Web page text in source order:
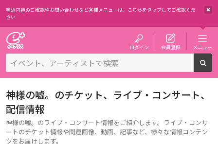
申込内容のご確認やお問い合わせなど各種メニューは、 こちらをタップしてご確認くだ
さい
ログイン 会員登録 メニュー
神様の嘘。のチケット、ライブ・コンサート、
配信情報
神様の嘘。のライブ・コンサート情報をご紹介します。ライブ・コンサ
ートのチケット情報や関連画像、動画、記事など、様々な情報コンテン
ツをお届けします。